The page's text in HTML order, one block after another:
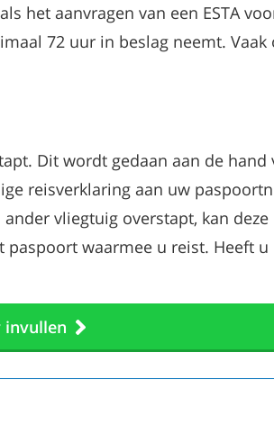
het aanvragen van een ESTA
72 uur in beslag neemt.
Dit wordt gedaan aan de
reisverklaring aan uw
vliegtuig overstapt, kan
paspoort waarmee u reist. Heeft
invullen